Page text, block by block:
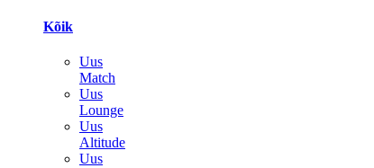
Kõik
Uus
Match
Uus
Lounge
Uus
Altitude
Uus